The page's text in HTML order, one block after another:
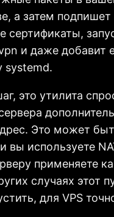
а затем подпишет
сертификаты,
и даже добавит
systemd.
это утилита
Это может
вы используете
применяете
случаях этот
для VPS